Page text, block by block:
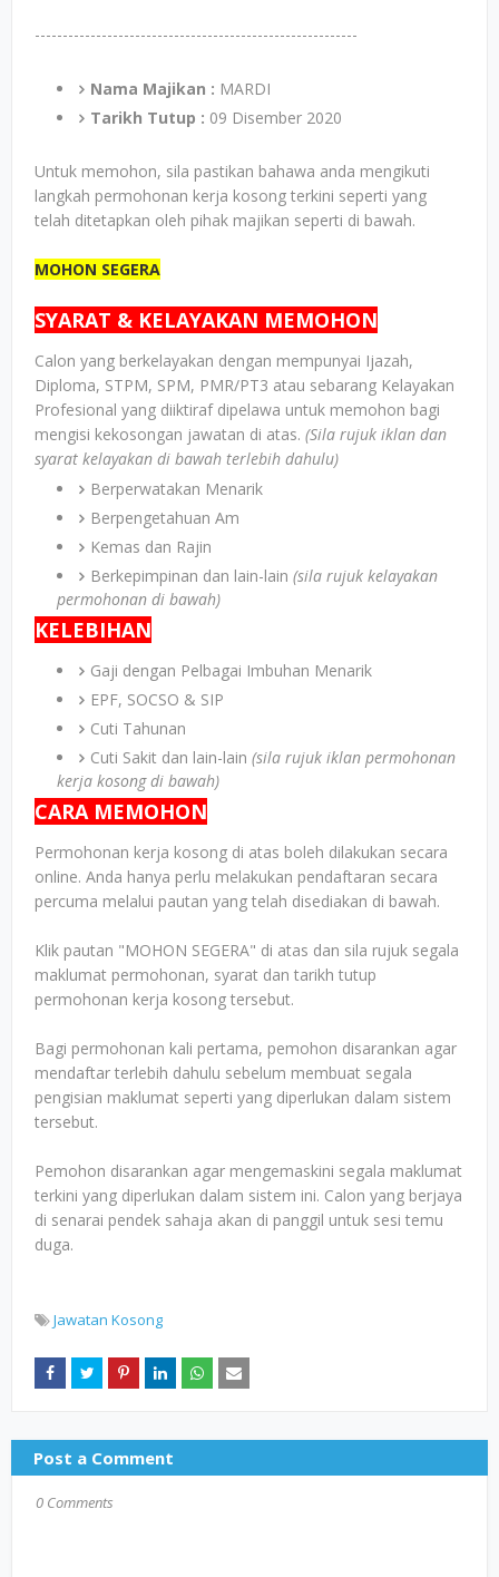
----------------------------------------------------------
Nama Majikan : MARDI
Tarikh Tutup : 09 Disember 2020
Untuk memohon, sila pastikan bahawa anda mengikuti
langkah permohonan kerja kosong terkini seperti yang
telah ditetapkan oleh pihak majikan seperti di bawah.
MOHON SEGERA
SYARAT & KELAYAKAN MEMOHON
Calon yang berkelayakan dengan mempunyai Ijazah,
Diploma, STPM, SPM, PMR/PT3 atau sebarang Kelayakan
Profesional yang diiktiraf dipelawa untuk memohon bagi
mengisi kekosongan jawatan di atas. (Sila rujuk iklan dan
syarat kelayakan di bawah terlebih dahulu)
Berperwatakan Menarik
Berpengetahuan Am
Kemas dan Rajin
Berkepimpinan dan lain-lain (sila rujuk kelayakan
permohonan di bawah)
KELEBIHAN
Gaji dengan Pelbagai Imbuhan Menarik
EPF, SOCSO & SIP
Cuti Tahunan
Cuti Sakit dan lain-lain (sila rujuk iklan permohonan
kerja kosong di bawah)
CARA MEMOHON
Permohonan kerja kosong di atas boleh dilakukan secara
online. Anda hanya perlu melakukan pendaftaran secara
percuma melalui pautan yang telah disediakan di bawah.
Klik pautan "MOHON SEGERA" di atas dan sila rujuk segala
maklumat permohonan, syarat dan tarikh tutup
permohonan kerja kosong tersebut.
Bagi permohonan kali pertama, pemohon disarankan agar
mendaftar terlebih dahulu sebelum membuat segala
pengisian maklumat seperti yang diperlukan dalam sistem
tersebut.
Pemohon disarankan agar mengemaskini segala maklumat
terkini yang diperlukan dalam sistem ini. Calon yang berjaya
di senarai pendek sahaja akan di panggil untuk sesi temu
duga.
Jawatan Kosong
Post a Comment
0 Comments